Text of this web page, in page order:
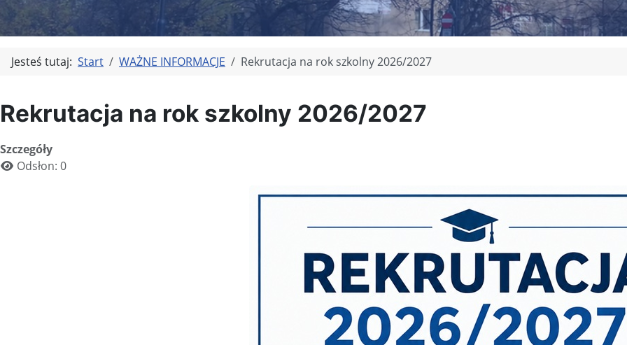
Jesteś tutaj: Start WAŻNE INFORMACJE Rekrutacja na rok szkolny 2026/2027
Rekrutacja na rok szkolny 2026/2027
Szczegóły
Odsłon: 0